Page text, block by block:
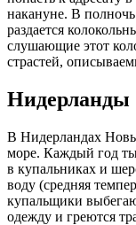
накануне. В
раздается
слушающие этот
страстей,
Нидерланды
В Нидерландах
море. Каждый год
в купальниках и
воду (средняя
купальщики
одежду и греются